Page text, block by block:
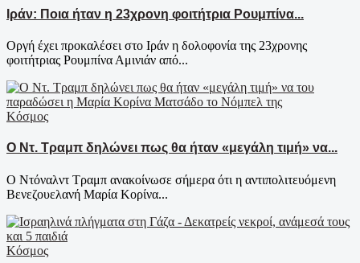
Ιράν: Ποια ήταν η 23χρονη φοιτήτρια Ρουμπίνα...
Oργή έχει προκαλέσει στο Ιράν η δολοφονία της 23χρονης
φοιτήτριας Ρουμπίνα Αμινιάν από...
Κόσμος
Ο Ντ. Τραμπ δηλώνει πως θα ήταν «μεγάλη τιμή» να...
Ο Ντόναλντ Τραμπ ανακοίνωσε σήμερα ότι η αντιπολιτευόμενη
Βενεζουελανή Μαρία Κορίνα...
Κόσμος